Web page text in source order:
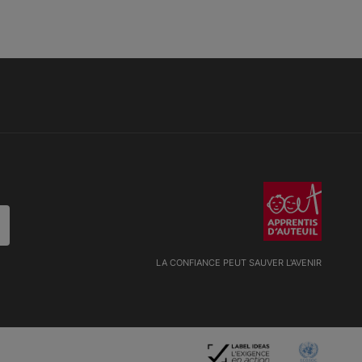
LA CONFIANCE PEUT SAUVER L'AVENIR